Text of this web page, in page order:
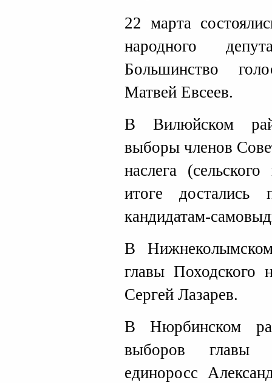
22 марта
народного
Большинство
Матвей Евсеев.
В Вилюйском
выборы членов
наслега
итоге
кандидатам-
В
главы Походского
Сергей Лазарев.
В Нюрбинском
выборов главы
единоросс